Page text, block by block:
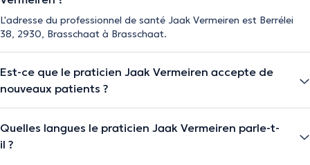
L'adresse du professionnel de santé Jaak Vermeiren est Berrélei
38, 2930, Brasschaat à Brasschaat.
Est-ce que le praticien Jaak Vermeiren accepte de
nouveaux patients ?
Quelles langues le praticien Jaak Vermeiren parle-t-
il ?